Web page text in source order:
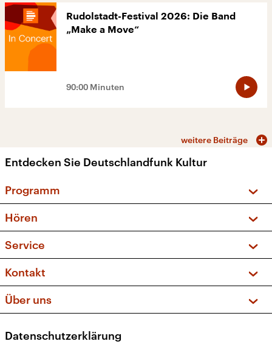
Rudolstadt-Festival 2026: Die Band
„Make a Move“
90:00 Minuten
weitere Beiträge
Entdecken Sie Deutschlandfunk Kultur
Programm
Sendungen und Podcasts
Musikliste
Kakadu – Das Kinderprogramm
Hören
Frequenzen (UKW + DAB+)
Service
FAQ
Apps
Newsletter
Kontakt
Social Media
Über uns
Datenschutzerklärung